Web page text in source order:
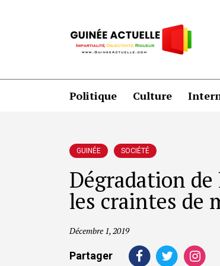
Politique Culture
GUINÉE SOCIÉTÉ
Dégradation
les craintes de
Décembre 1, 2019
Partager